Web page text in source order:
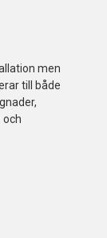
men
till både
och